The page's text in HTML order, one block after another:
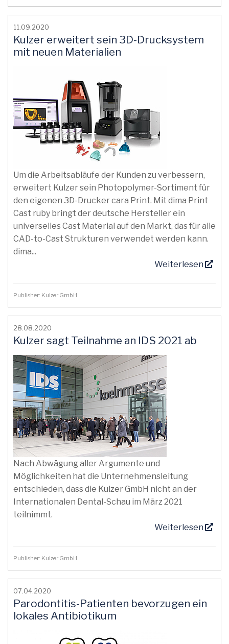
11.09.2020
Kulzer erweitert sein 3D-Drucksystem
mit neuen Materialien
Um die Arbeitsabläufe der Kunden zu verbessern,
erweitert Kulzer sein Photopolymer-Sortiment für
den eigenen 3D-Drucker cara Print. Mit dima Print
Cast ruby bringt der deutsche Hersteller ein
universelles Cast Material auf den Markt, das für alle
CAD-to-Cast Strukturen verwendet werden kann.
dima...
Weiterlesen
Publisher: Kulzer GmbH
28.08.2020
Kulzer sagt Teilnahme an IDS 2021 ab
Nach Abwägung aller Argumente und
Möglichkeiten hat die Unternehmensleitung
entschieden, dass die Kulzer GmbH nicht an der
Internationalen Dental-Schau im März 2021
teilnimmt.
Weiterlesen
Publisher: Kulzer GmbH
07.04.2020
Parodontitis-Patienten bevorzugen ein
lokales Antibiotikum